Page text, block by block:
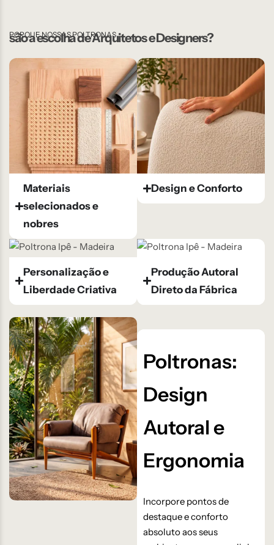
PORQUE NOSSAS POLTRONAS
são a escolha de Arquitetos e Designers?
Materiais
selecionados e
nobres
Design e Conforto​
Personalização e
Liberdade Criativa
Produção Autoral
Direto da Fábrica
Poltronas:
Design
Autoral e
Ergonomia
Incorpore pontos de
destaque e conforto
absoluto aos seus